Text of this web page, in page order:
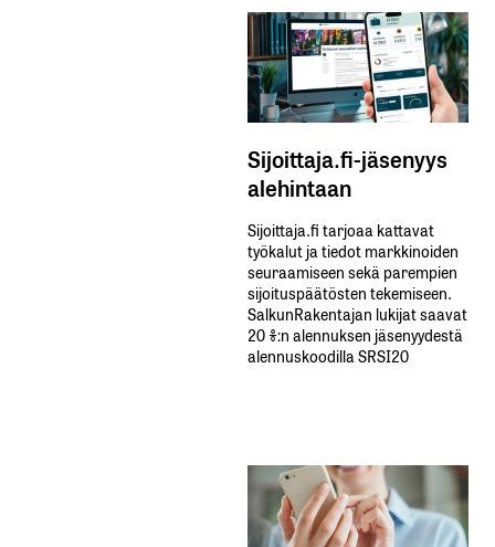
Sijoittaja.fi-jäsenyys
alehintaan
Sijoittaja.fi tarjoaa kattavat
työkalut ja tiedot markkinoiden
seuraamiseen sekä parempien
sijoituspäätösten tekemiseen.
SalkunRakentajan lukijat saavat
20 %:n alennuksen jäsenyydestä
alennuskoodilla SRSI20